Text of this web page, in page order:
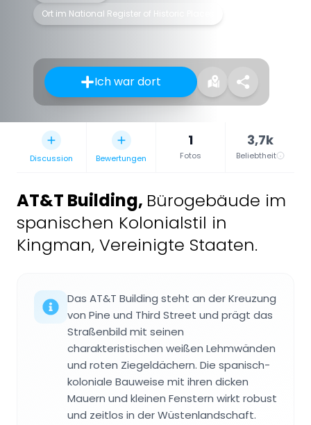
Ort im National Register of Historic Places
Ich war dort
Discussion Bewertungen
1
Fotos
3,7k
Beliebtheit
AT&T Building, Bürogebäude im
spanischen Kolonialstil in
Kingman, Vereinigte Staaten.
Das AT&T Building steht an der Kreuzung
von Pine und Third Street und prägt das
Straßenbild mit seinen
charakteristischen weißen Lehmwänden
und roten Ziegeldächern. Die spanisch-
koloniale Bauweise mit ihren dicken
Mauern und kleinen Fenstern wirkt robust
und zeitlos in der Wüstenlandschaft.